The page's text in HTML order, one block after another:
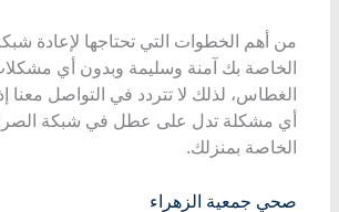
من أهم الخطوات التي تحتاجها لإعادة
الخاصة بك آمنة وسليمة وبدون أي
الغطاس، لذلك لا تتردد في التواصل معنا
أي مشكلة تدل على عطل في شبكة
الخاصة بمنزلك.
صحي جمعية الزهراء